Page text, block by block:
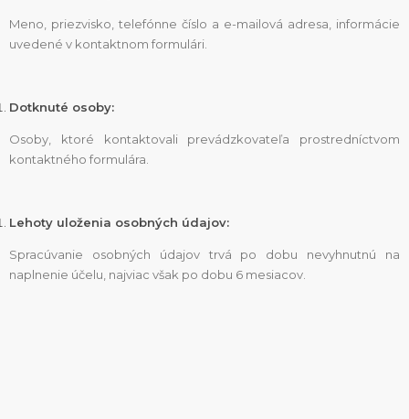
Meno, priezvisko, telefónne číslo a e-mailová adresa, informácie
uvedené v kontaktnom formulári.
Dotknuté osoby:
Osoby, ktoré kontaktovali prevádzkovateľa prostredníctvom
kontaktného formulára.
Lehoty uloženia osobných údajov:
Spracúvanie osobných údajov trvá po dobu nevyhnutnú na
naplnenie účelu, najviac však po dobu 6 mesiacov.